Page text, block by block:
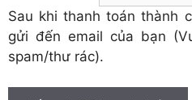
Sau khi thanh toán thành
gửi đến email của bạn
spam/thư rác).